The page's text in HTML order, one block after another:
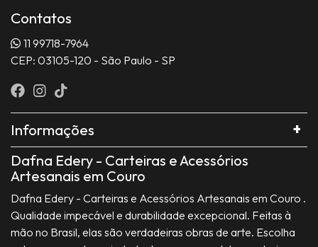
Contatos
11 99718-7964
CEP: 03105-120 - São Paulo - SP
Informações
Dafna Edery - Carteiras e Acessórios
Artesanais em Couro
Dafna Edery - Carteiras e Acessórios Artesanais em Couro .
Qualidade impecável e durabilidade excepcional. Feitas à
mão no Brasil, elas são verdadeiras obras de arte. Escolha